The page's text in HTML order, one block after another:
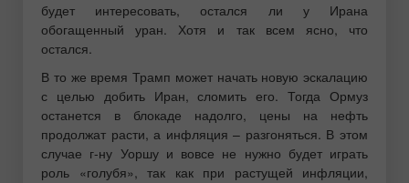
будет интересовать, остался ли у Ирана
обогащенный уран. Хотя и так всем ясно, что
остался.
В то же время Трамп может начать новую эскалацию
с целью добить Иран, сломить его. Тогда Ормуз
останется в блокаде надолго, цены на нефть
продолжат расти, а инфляция – разгоняться. В этом
случае г-ну Уоршу и вовсе не нужно будет играть
роль «голубя», так как при растущей инфляции,